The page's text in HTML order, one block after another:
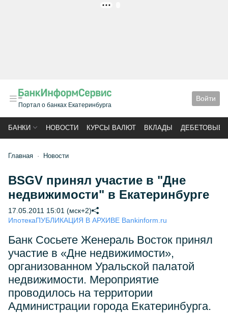
Портал о банках Екатеринбурга
Войти
БАНКИ НОВОСТИ КУРСЫ ВАЛЮТ ВКЛАДЫ ДЕБЕТОВЫЕ
Главная Новости
BSGV принял участие в "Дне
недвижимости" в Екатеринбурге
17.05.2011 15:01 (мск+2)
ИпотекаПУБЛИКАЦИЯ В АРХИВЕ Bankinform.ru
Банк Сосьете Женераль Восток принял
участие в «Дне недвижимости»,
организованном Уральской палатой
недвижимости. Мероприятие
проводилось на территории
Администрации города Екатеринбурга.